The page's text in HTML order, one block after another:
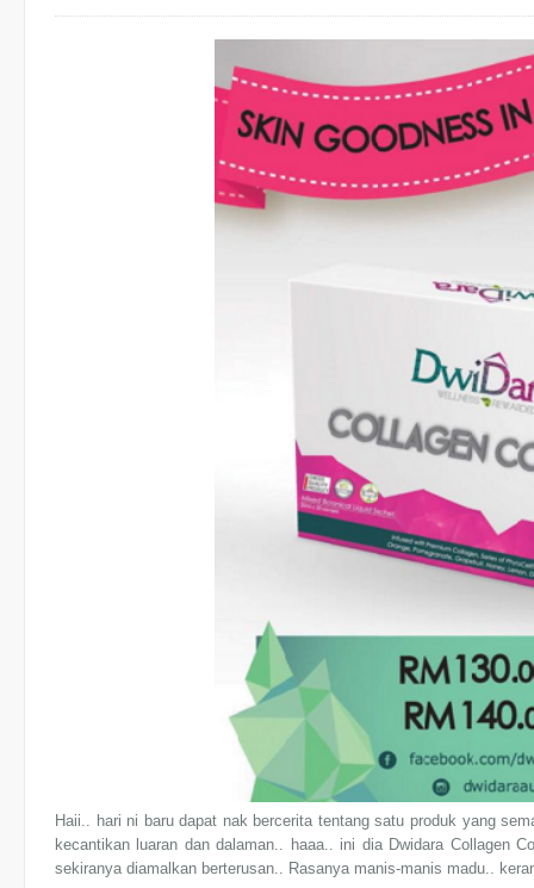
Haii.. hari ni baru dapat nak bercerita tentang satu produk yang
kecantikan luaran dan dalaman.. haaa.. ini dia Dwidara Collagen
sekiranya diamalkan berterusan.. Rasanya manis-manis madu..